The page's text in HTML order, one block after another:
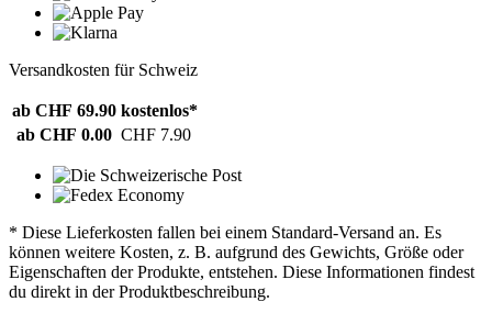
Versandkosten für Schweiz
ab CHF 69.90 kostenlos*
ab CHF 0.00 CHF 7.90
* Diese Lieferkosten fallen bei einem Standard-Versand an. Es
können weitere Kosten, z. B. aufgrund des Gewichts, Größe oder
Eigenschaften der Produkte, entstehen. Diese Informationen findest
du direkt in der Produktbeschreibung.